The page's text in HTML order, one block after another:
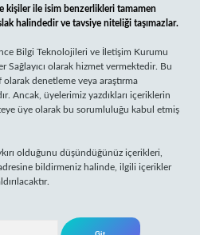
kişiler ile isim benzerlikleri tamamen
halindedir ve tavsiye niteliği taşımazlar.
Bilgi Teknolojileri ve İletişim Kurumu
Sağlayıcı olarak hizmet vermektedir. Bu
denetleme veya araştırma
Ancak, üyelerimiz yazdıkları içeriklerin
üye olarak bu sorumluluğu kabul etmiş
olduğunu düşündüğünüz içerikleri,
bildirmeniz halinde, ilgili içerikler